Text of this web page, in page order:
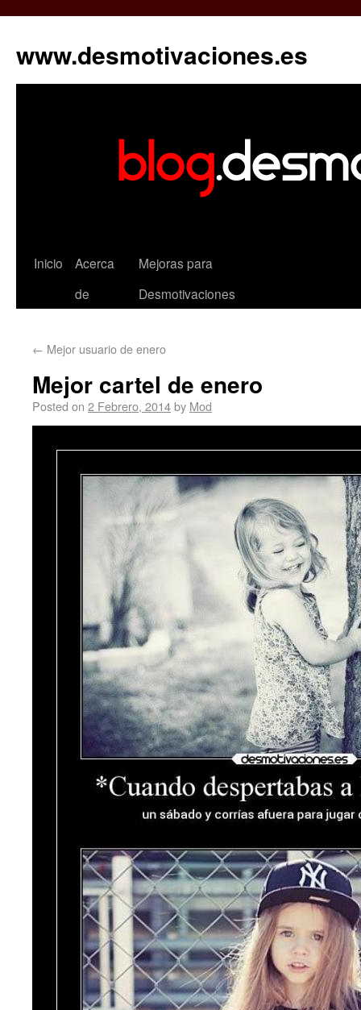
www.desmotivaciones.es
Inicio
Acerca
de
Mejoras para
Desmotivaciones
← Mejor usuario de enero
Mejor cartel de enero
Posted on 2 Febrero, 2014by Mod